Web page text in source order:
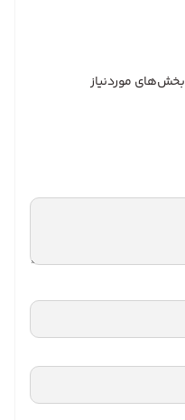
بخش‌های موردنیاز